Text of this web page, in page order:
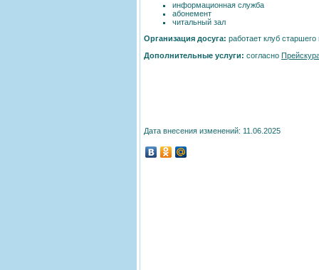
информационная служба
абонемент
читальный зал
Организация досуга: работает клуб
Дополнительные услуги: согласно
Дата внесения изменений: 11.06.2025